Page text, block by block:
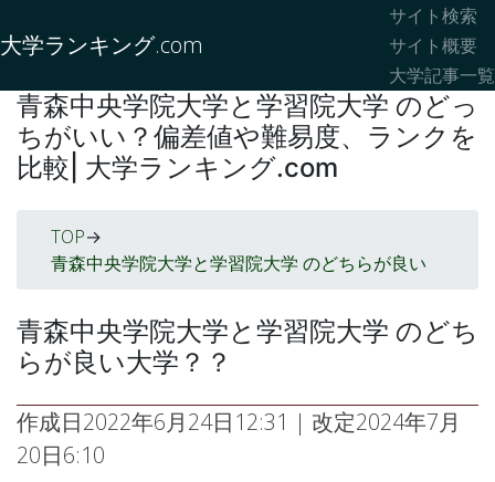
大学ランキング.com
サイト検索
サイト概要
大学記事一覧
青森中央学院大学と学習院大学 のどっ
ちがいい？偏差値や難易度、ランクを
比較| 大学ランキング.com
TOP->
青森中央学院大学と学習院大学 のどちらが良い
青森中央学院大学と学習院大学 のどち
らが良い大学？？
作成日2022年6月24日12:31 | 改定2024年7月
20日6:10